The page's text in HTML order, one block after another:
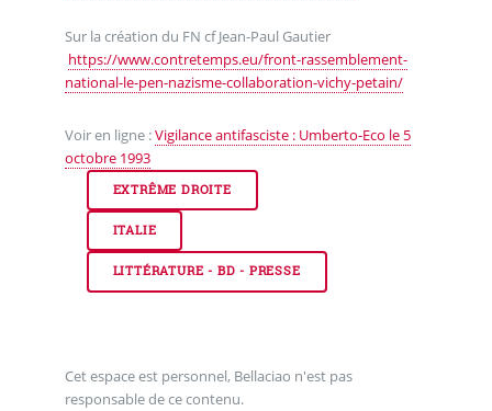
Sur la création du FN cf Jean-Paul Gautier
https://www.contretemps.eu/front-rassemblement-
national-le-pen-nazisme-collaboration-vichy-petain/
Voir en ligne :Vigilance antifasciste : Umberto-Eco le 5
octobre 1993
EXTRÊME DROITE
ITALIE
LITTÉRATURE - BD - PRESSE
Cet espace est personnel, Bellaciao n'est pas
responsable de ce contenu.